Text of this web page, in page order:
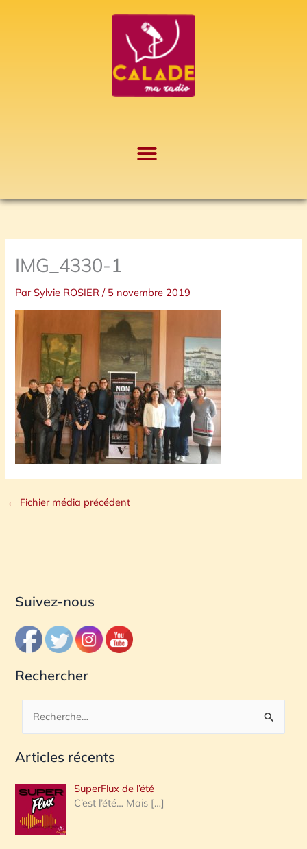
IMG_4330-1
ParSylvie ROSIER/ 5 novembre 2019
← Fichier média précédent
Suivez-nous
Rechercher
c
e
r
c
Articles récents
SuperFlux de l’été
C’est l’été… Mais […]